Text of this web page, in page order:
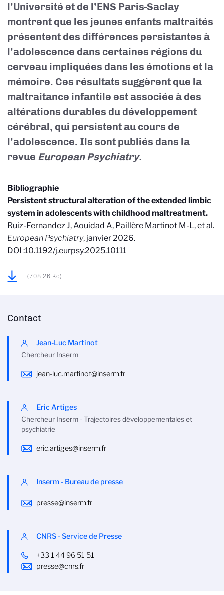
l’Université et de l’ENS Paris-Saclay
montrent que les jeunes enfants maltraités
présentent des différences persistantes à
l’adolescence dans certaines régions du
cerveau impliquées dans les émotions et la
mémoire. Ces résultats suggèrent que la
maltraitance infantile est associée à des
altérations durables du développement
cérébral, qui persistent au cours de
l’adolescence. Ils sont publiés dans la
revue European Psychiatry.
Bibliographie
Persistent structural alteration of the extended limbic
system in adolescents with childhood maltreatment.
Ruiz-Fernandez J, Aouidad A, Paillère Martinot M-L, et al.
European Psychiatry, janvier 2026.
DOI :10.1192/j.eurpsy.2025.10111
(708.26 Ko)
Contact
Jean-Luc Martinot
Chercheur Inserm
jean-luc.martinot@inserm.fr
Eric Artiges
Chercheur Inserm - Trajectoires développementales et
psychiatrie
eric.artiges@inserm.fr
Inserm - Bureau de presse
presse@inserm.fr
CNRS - Service de Presse
+33 1 44 96 51 51
presse@cnrs.fr